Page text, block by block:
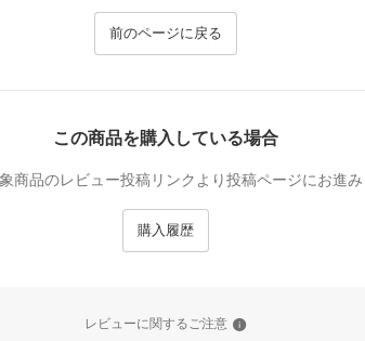
前のページに戻る
この商品を購入している場合
商品のレビュー投稿リンクより投稿ページにお進み
購入履歴
レビューに関するご注意